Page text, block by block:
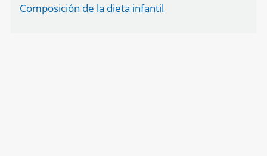
Composición de la dieta infantil